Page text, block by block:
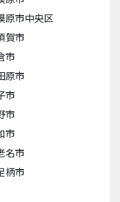
原市中央区
賀市
市
原市
市
市
市
名市
柄市